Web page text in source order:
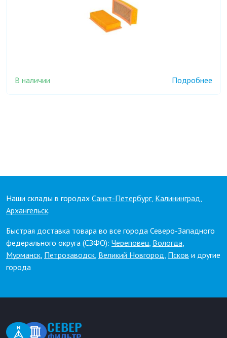
В наличии Подробнее
Наши склады в городах Санкт-Петербург, Калининград,
Архангельск.
Быстрая доставка товара во все города Северо-Западного
федерального округа (СЗФО): Череповец, Вологда,
Мурманск, Петрозаводск, Великий Новгород, Псков и другие
города